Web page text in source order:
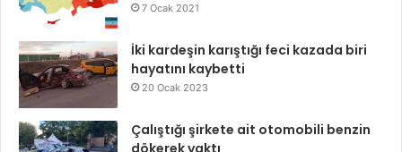
7 Ocak 2021
İki kardeşin karıştığı feci kazada biri
hayatını kaybetti
20 Ocak 2023
Çalıştığı şirkete ait otomobili benzin
dökerek yaktı